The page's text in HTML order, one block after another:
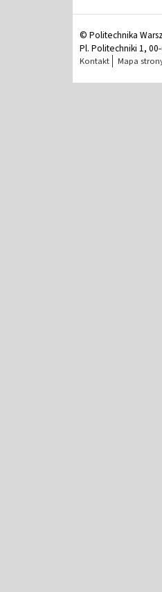
© Politechnika
Pl. Politechniki 1,
Kontakt Mapa